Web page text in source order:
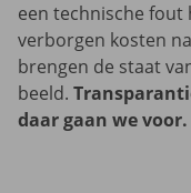
een technische fout
verborgen kosten
brengen de staat
beeld.
daar gaan we voor.